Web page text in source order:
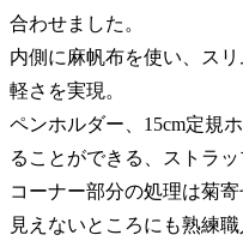
合わせました。
内側に麻帆布を使い、ス
軽さを実現。
ペンホルダー、15cm定規
ることができる、ストラッ
コーナー部分の処理は菊寄
見えないところにも熟練